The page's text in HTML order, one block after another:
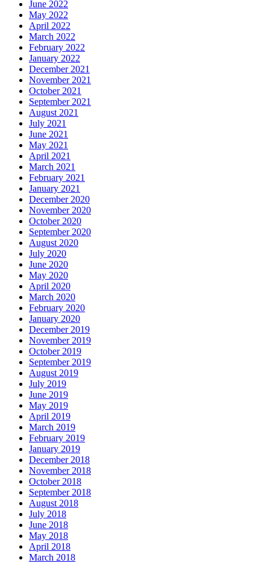
June 2022
May 2022
April 2022
March 2022
February 2022
January 2022
December 2021
November 2021
October 2021
September 2021
August 2021
July 2021
June 2021
May 2021
April 2021
March 2021
February 2021
January 2021
December 2020
November 2020
October 2020
September 2020
August 2020
July 2020
June 2020
May 2020
April 2020
March 2020
February 2020
January 2020
December 2019
November 2019
October 2019
September 2019
August 2019
July 2019
June 2019
May 2019
April 2019
March 2019
February 2019
January 2019
December 2018
November 2018
October 2018
September 2018
August 2018
July 2018
June 2018
May 2018
April 2018
March 2018